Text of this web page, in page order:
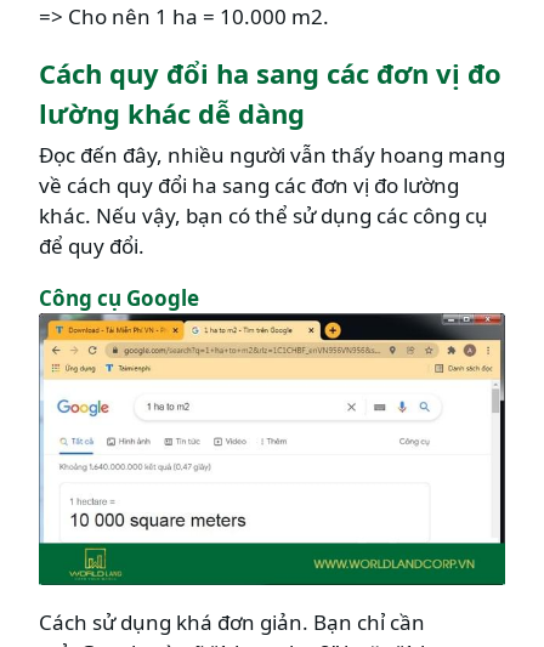
=> Cho nên 1 ha = 10.000 m2.
Cách quy đổi ha sang các đơn vị đo
lường khác dễ dàng
Đọc đến đây, nhiều người vẫn thấy hoang mang
về cách quy đổi ha sang các đơn vị đo lường
khác. Nếu vậy, bạn có thể sử dụng các công cụ
để quy đổi.
Công cụ Google
Cách sử dụng khá đơn giản. Bạn chỉ cần